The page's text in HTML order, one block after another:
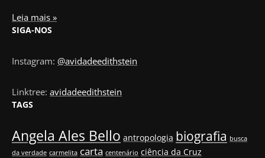
Leia mais »
SIGA-NOS
Instagram: @avidadeedithstein
Linktree: avidadeedithstein
TAGS
Angela Ales Bello antropologia biografia busca
da verdade carmelita carta centenário ciência da Cruz